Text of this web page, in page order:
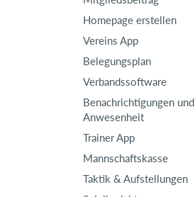
Homepage erstellen
Vereins App
Belegungsplan
Verbandssoftware
Benachrichtigungen und
Anwesenheit
Trainer App
Mannschaftskasse
Taktik & Aufstellungen